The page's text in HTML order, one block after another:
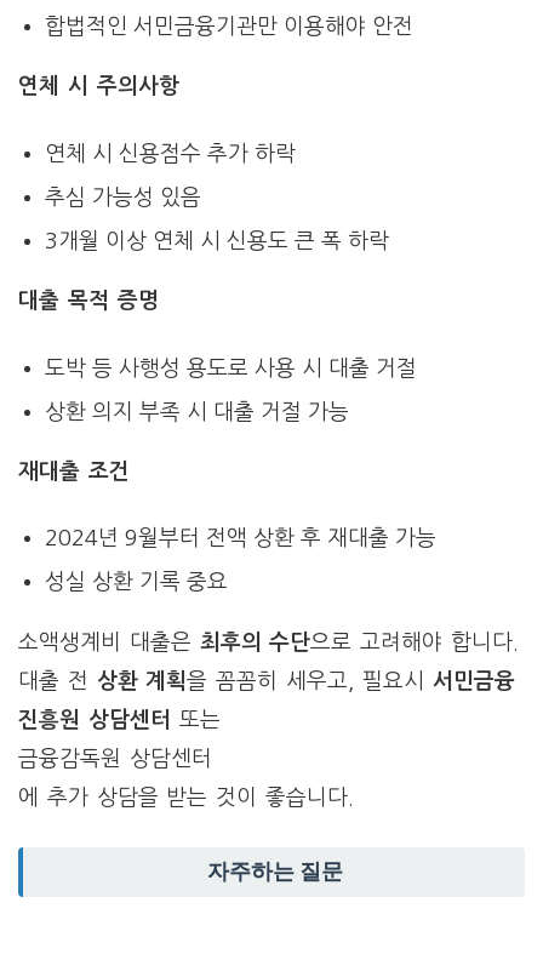
합법적인 서민금융기관만 이용해야 안전
연체 시 주의사항
연체 시 신용점수 추가 하락
추심 가능성 있음
3개월 이상 연체 시 신용도 큰 폭 하락
대출 목적 증명
도박 등 사행성 용도로 사용 시 대출 거절
상환 의지 부족 시 대출 거절 가능
재대출 조건
2024년 9월부터 전액 상환 후 재대출 가능
성실 상환 기록 중요
소액생계비 대출은 최후의 수단으로 고려해야 합니다.
대출 전 상환 계획을 꼼꼼히 세우고, 필요시 서민금융
진흥원 상담센터
또는
금융감독원 상담센터
에 추가 상담을 받는 것이 좋습니다.
자주하는 질문